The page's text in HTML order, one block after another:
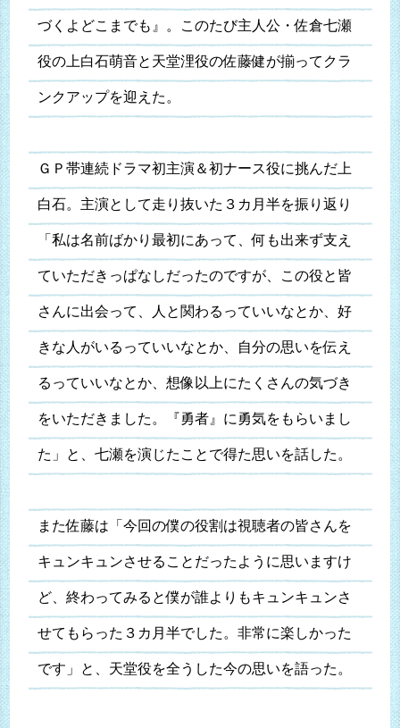
づくよどこまでも』。このたび主人公・佐倉七瀬
役の上白石萌音と天堂浬役の佐藤健が揃ってクラ
ンクアップを迎えた。
ＧＰ帯連続ドラマ初主演＆初ナース役に挑んだ上
白石。主演として走り抜いた３カ月半を振り返り
「私は名前ばかり最初にあって、何も出来ず支え
ていただきっぱなしだったのですが、この役と皆
さんに出会って、人と関わるっていいなとか、好
きな人がいるっていいなとか、自分の思いを伝え
るっていいなとか、想像以上にたくさんの気づき
をいただきました。『勇者』に勇気をもらいまし
た」と、七瀬を演じたことで得た思いを話した。
また佐藤は「今回の僕の役割は視聴者の皆さんを
キュンキュンさせることだったように思いますけ
ど、終わってみると僕が誰よりもキュンキュンさ
せてもらった３カ月半でした。非常に楽しかった
です」と、天堂役を全うした今の思いを語った。